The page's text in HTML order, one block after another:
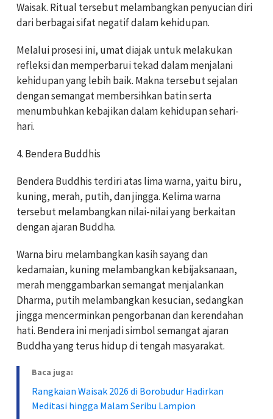
Waisak. Ritual tersebut melambangkan penyucian diri
dari berbagai sifat negatif dalam kehidupan.
Melalui prosesi ini, umat diajak untuk melakukan
refleksi dan memperbarui tekad dalam menjalani
kehidupan yang lebih baik. Makna tersebut sejalan
dengan semangat membersihkan batin serta
menumbuhkan kebajikan dalam kehidupan sehari-
hari.
4. Bendera Buddhis
Bendera Buddhis terdiri atas lima warna, yaitu biru,
kuning, merah, putih, dan jingga. Kelima warna
tersebut melambangkan nilai-nilai yang berkaitan
dengan ajaran Buddha.
Warna biru melambangkan kasih sayang dan
kedamaian, kuning melambangkan kebijaksanaan,
merah menggambarkan semangat menjalankan
Dharma, putih melambangkan kesucian, sedangkan
jingga mencerminkan pengorbanan dan kerendahan
hati. Bendera ini menjadi simbol semangat ajaran
Buddha yang terus hidup di tengah masyarakat.
Baca juga:
Rangkaian Waisak 2026 di Borobudur Hadirkan
Meditasi hingga Malam Seribu Lampion